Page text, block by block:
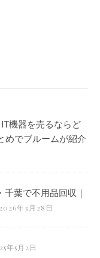
機器を売るならど
めでブルームが紹介
葉で不用品回収｜
2026年3月28日
年5月2日